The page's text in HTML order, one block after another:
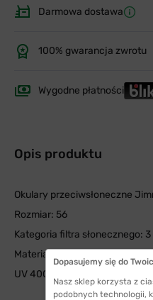
Darmowa dostawa
100% gwarancja zwrotu
Wygodne płatności
Opis produktu
Okulary przeciwsłoneczne
Rozmiar: 56
Kategoria filtra słonecznego: 3
Materiał soczewki: nylon
UV 400
Dopasujemy się do
Nasz sklep korzysta z
podobnych technologii,